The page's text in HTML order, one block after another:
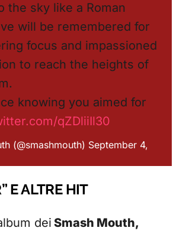
the sky like a Roman
will be remembered for
focus and impassioned
to reach the heights of
knowing you aimed for
qZDliiIl30
(@smashmouth) September 4,
E ALTRE HIT
dei Smash Mouth,